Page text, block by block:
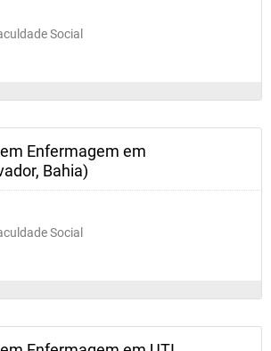
Social
Enfermagem em
Bahia)
Social